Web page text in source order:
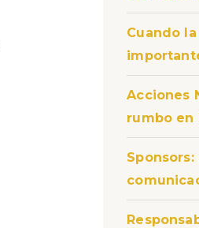
Cuando
Acciones
rumbo en